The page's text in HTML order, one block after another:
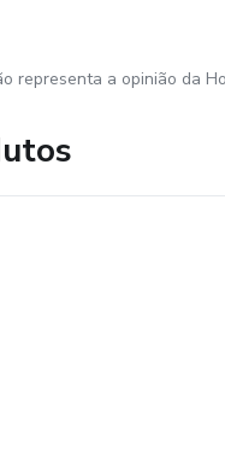
representa a opinião da